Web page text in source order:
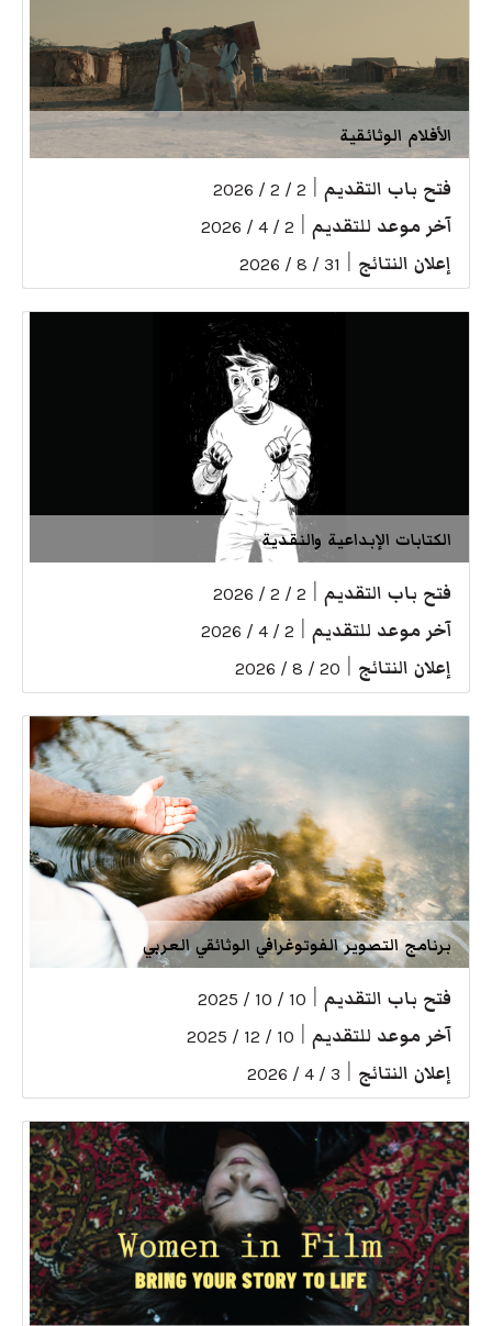
الأفلام الوثائقية
فتح باب التقديم 2 / 2 / 2026
آخر موعد للتقديم 2 / 4 / 2026
إعلان النتائج 31 / 8 / 2026
الكتابات الإبداعية والنقدية
فتح باب التقديم 2 / 2 / 2026
آخر موعد للتقديم 2 / 4 / 2026
إعلان النتائج 20 / 8 / 2026
برنامج التصوير الفوتوغرافي الوثائقي العربي
فتح باب التقديم 10 / 10 / 2025
آخر موعد للتقديم 10 / 12 / 2025
إعلان النتائج 3 / 4 / 2026